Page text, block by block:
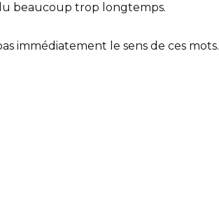
beaucoup trop longtemps.
immédiatement le sens de ces mots.